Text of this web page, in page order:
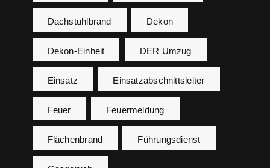
Dachstuhlbrand Dekon
Dekon-Einheit DER Umzug
Einsatz Einsatzabschnittsleiter
Feuer Feuermeldung
Flächenbrand Führungsdienst